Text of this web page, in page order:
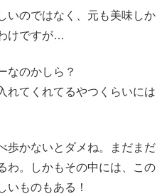
いのではなく、元も美味しか
けですが…
なのかしら？
れてくれてるやつくらいには
歩かないとダメね。まだまだ
わ。しかもその中には、この
いものもある！